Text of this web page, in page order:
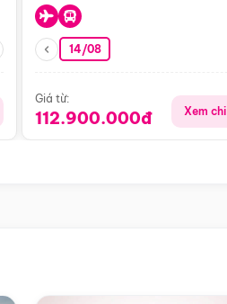
14/08
Giá từ:
112.900.000đ Xem